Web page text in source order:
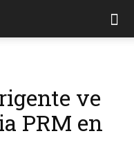
ve
PRM en